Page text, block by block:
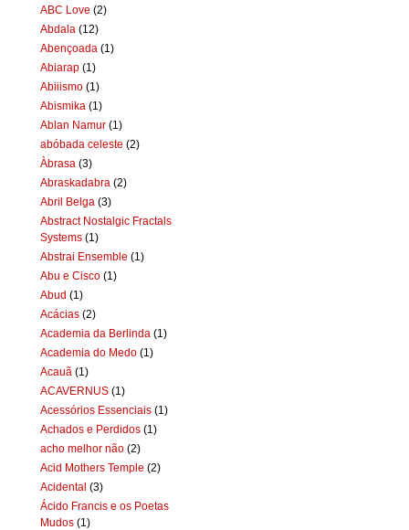
ABC Love (2)
Abdala (12)
Abençoada (1)
Abiarap (1)
Abiiismo (1)
Abismika (1)
Ablan Namur (1)
abóbada celeste (2)
Àbrasa (3)
Abraskadabra (2)
Abril Belga (3)
Abstract Nostalgic Fractals
Systems (1)
Abstrai Ensemble (1)
Abu e Cisco (1)
Abud (1)
Acácias (2)
Academia da Berlinda (1)
Academia do Medo (1)
Acauã (1)
ACAVERNUS (1)
Acessórios Essenciais (1)
Achados e Perdidos (1)
acho melhor não (2)
Acid Mothers Temple (2)
Acidental (3)
Ácido Francis e os Poetas
Mudos (1)